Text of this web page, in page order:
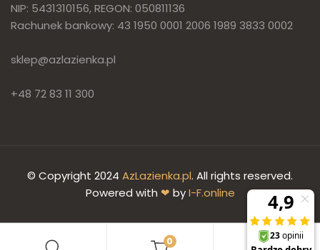
NIP: 5431310156, REGON: 050811136
Rachunek bankowy: 43 1950 0001 2006 1989 3833 0002
sklep@azlazienka.pl
+48 72 83 11 300
© Copyright 2024 AzLazienka.pl. All rights reserved.
Powered with ❤ byI-F.online
0